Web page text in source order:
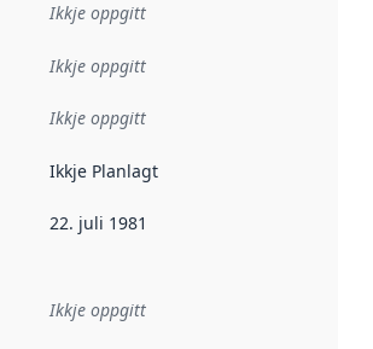
Ikkje oppgitt
:
Ikkje oppgitt
Ikkje oppgitt
:
Ikkje Planlagt
Denne datoen seier når dataa i dette
22. juli 1981
Ikkje oppgitt